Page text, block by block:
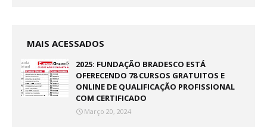
MAIS ACESSADOS
2025: FUNDAÇÃO BRADESCO ESTÁ
OFERECENDO 78 CURSOS GRATUITOS E
ONLINE DE QUALIFICAÇÃO PROFISSIONAL
COM CERTIFICADO
Março 20, 2024